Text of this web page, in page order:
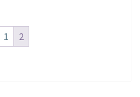
1 2